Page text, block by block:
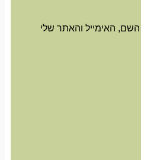
האימייל והאתר שלי